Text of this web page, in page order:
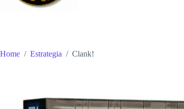
Home / Estrategia / Clank!